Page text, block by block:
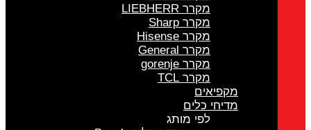
מקרר LIEBHERR
מקרר Sharp
מקרר Hisense
מקרר General
מקרר gorenje
מקרר TCL
מקפיאים
מדיחי כלים
לפי מותג